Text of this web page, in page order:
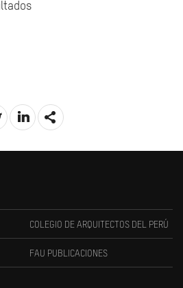
COLEGIO DE ARQUITECTOS DEL PERÚ
FAU PUBLICACIONES